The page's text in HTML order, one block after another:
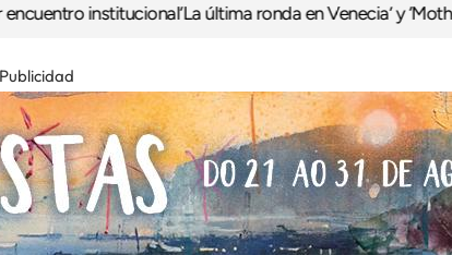
‘La última ronda en Venecia’ y ‘Mother Mary’
Publicidad